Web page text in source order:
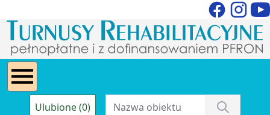
Ulubione (0)